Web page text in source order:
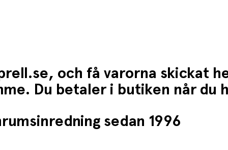
och få varorna skickat
Du betaler i butiken når du
sedan 1996